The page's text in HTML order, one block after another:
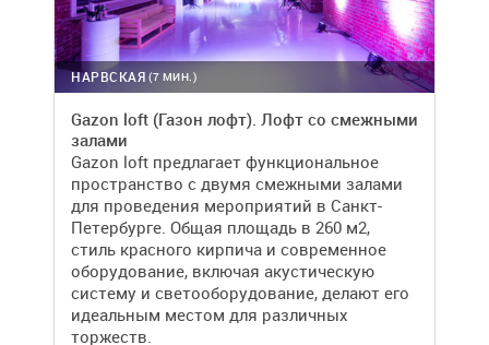
(7 МИН.)
НАРВСКАЯ
Gazon loft (Газон лофт). Лофт со смежными
залами
Gazon loft предлагает функциональное
пространство с двумя смежными залами
для проведения мероприятий в Санкт-
Петербурге. Общая площадь в 260 м2,
стиль красного кирпича и современное
оборудование, включая акустическую
систему и светооборудование, делают его
идеальным местом для различных
торжеств.